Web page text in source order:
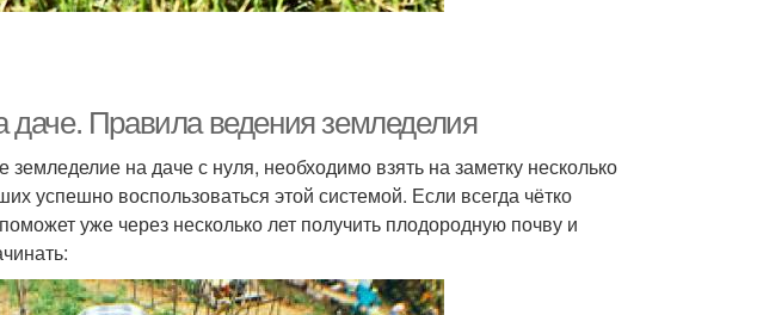
даче. Правила ведения земледелия
земледелие на даче с нуля, необходимо взять на заметку несколько
успешно воспользоваться этой системой. Если всегда чётко
уже через несколько лет получить плодородную почву и